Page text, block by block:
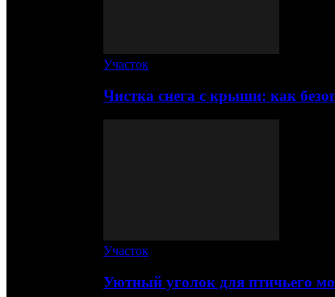
Участок
Чистка снега с крыши: как
Участок
Уютный уголок для птичьего